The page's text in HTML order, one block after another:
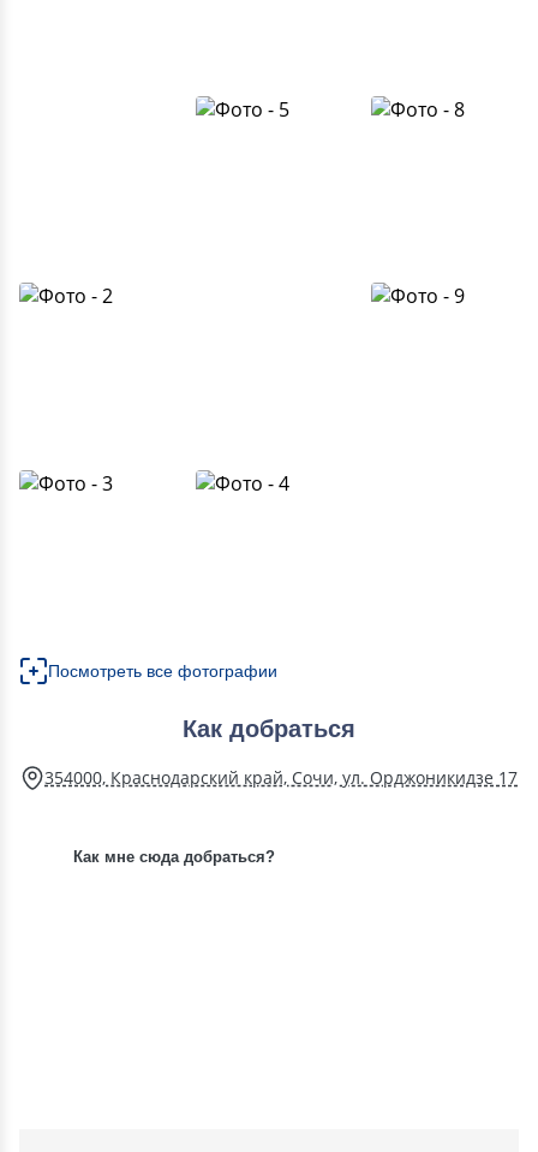
Посмотреть все фотографии
Как добраться
354000, Краснодарский край, Сочи, ул. Орджоникидзе 17
Как мне сюда добраться?